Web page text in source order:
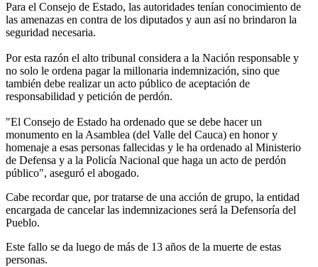
Para el Consejo de Estado, las autoridades tenían conocimiento de
las amenazas en contra de los diputados y aun así no brindaron la
seguridad necesaria.
Por esta razón el alto tribunal considera a la Nación responsable y
no solo le ordena pagar la millonaria indemnización, sino que
también debe realizar un acto público de aceptación de
responsabilidad y petición de perdón.
"El Consejo de Estado ha ordenado que se debe hacer un
monumento en la Asamblea (del Valle del Cauca) en honor y
homenaje a esas personas fallecidas y le ha ordenado al Ministerio
de Defensa y a la Policía Nacional que haga un acto de perdón
público", aseguró el abogado.
Cabe recordar que, por tratarse de una acción de grupo, la entidad
encargada de cancelar las indemnizaciones será la Defensoría del
Pueblo.
Este fallo se da luego de más de 13 años de la muerte de estas
personas.